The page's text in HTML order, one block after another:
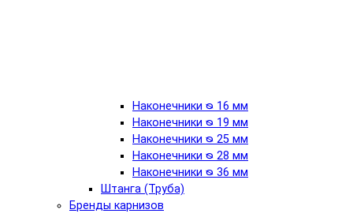
Наконечники ᴓ 16 мм
Наконечники ᴓ 19 мм
Наконечники ᴓ 25 мм
Наконечники ᴓ 28 мм
Наконечники ᴓ 36 мм
Штанга (Труба)
Бренды карнизов